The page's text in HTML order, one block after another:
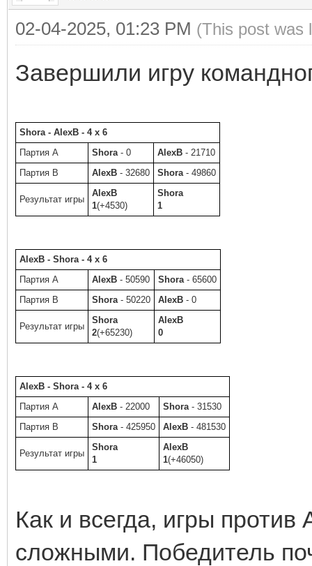
02-04-2025, 01:23 PM (This post was
Завершили игру
Shora - AlexB - 4 x 6
Партия A
Shora - 0 AlexB - 21710
Партия B
AlexB - 32680 Shora - 49860
Результат игры
AlexB
1(+4530)
Shora
1
AlexB - Shora - 4 x 6
Партия A
AlexB - 50590 Shora - 65600
Партия B
Shora - 50220 AlexB - 0
Результат игры
Shora
2(+65230)
AlexB
0
AlexB - Shora - 4 x 6
Партия A
AlexB - 22000 Shora - 31530
Партия B
Shora - 425950 AlexB - 481530
Результат игры
Shora
1
AlexB
1(+46050)
Как и всегда, игры
сложными. Победитель